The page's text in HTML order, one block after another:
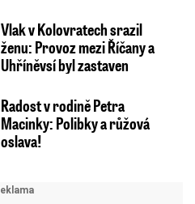
Vlak v Kolovratech srazil
ženu: Provoz mezi Říčany a
Uhříněvsí byl zastaven
Radost v rodině Petra
Macinky: Polibky a růžová
oslava!